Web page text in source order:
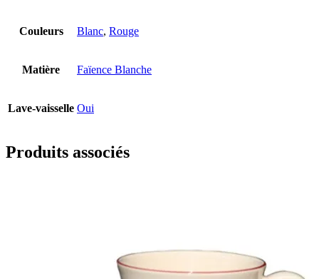
Couleurs Blanc, Rouge
Matière Faïence Blanche
Lave-vaisselle Oui
Produits associés